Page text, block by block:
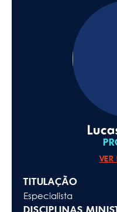
VER
TITULAÇÃO
Especialista
DISCIPLINAS